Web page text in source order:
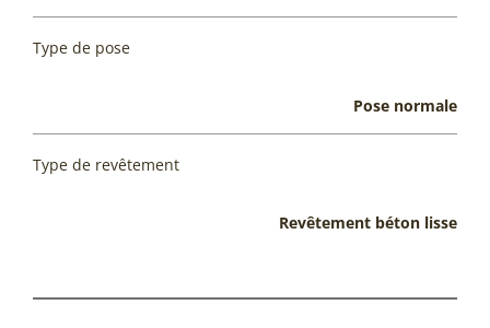
Type de pose
Pose normale
Type de revêtement
Revêtement béton lisse